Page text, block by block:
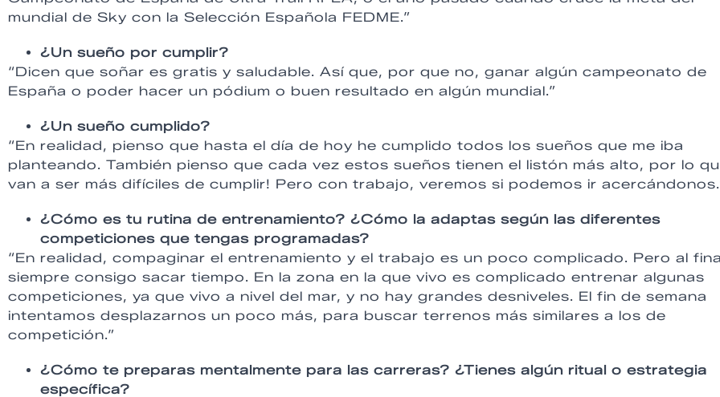
mundial de Sky con la Selección Española FEDME.”
¿Un sueño por cumplir?
“Dicen que soñar es gratis y saludable. Así que, por que no, ganar algún campeonato de
España o poder hacer un pódium o buen resultado en algún mundial.”
¿Un sueño cumplido?
“En realidad, pienso que hasta el día de hoy he cumplido todos los sueños que me iba
planteando. También pienso que cada vez estos sueños tienen el listón más alto, por lo
van a ser más difíciles de cumplir! Pero con trabajo, veremos si podemos ir
¿Cómo es tu rutina de entrenamiento? ¿Cómo la adaptas según las diferentes
competiciones que tengas programadas?
“En realidad, compaginar el entrenamiento y el trabajo es un poco complicado. Pero al
siempre consigo sacar tiempo. En la zona en la que vivo es complicado entrenar algunas
competiciones, ya que vivo a nivel del mar, y no hay grandes desniveles. El fin de semana
intentamos desplazarnos un poco más, para buscar terrenos más similares a los de
competición.”
¿Cómo te preparas mentalmente para las carreras? ¿Tienes algún ritual o estrategia
específica?